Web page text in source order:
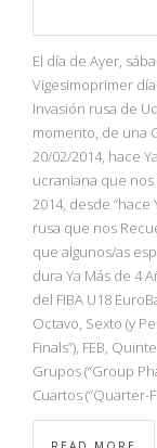
El día de Ayer,
Vigesimoprimer
Invasión rusa de
momento, de una
20/02/2014, hace
ucraniana que
2014, desde “hace
rusa que nos
que algunos/as
dura Ya Más de 4
del FIBA U18
Octavo, Sexto (y
Finals”), FEB,
Grupos (“Group
Cuartos (“Quarter-